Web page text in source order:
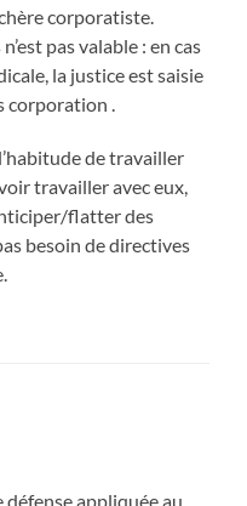
corporatiste.
pas valable : en cas
la justice est saisie
.
de travailler
travailler avec eux,
flatter des
besoin de directives
défense appliquée au